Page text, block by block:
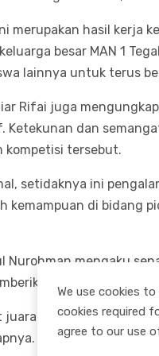
merupakan hasil kerja
besar MAN 1
lainnya untuk terus
Rifai juga
Ketekunan dan
kompetisi tersebut.
setidaknya ini
kemampuan di bidang
Nurohman mengaku
juara 1.
harapan 3, semoga
We use cookies
cookies required
agree to our use